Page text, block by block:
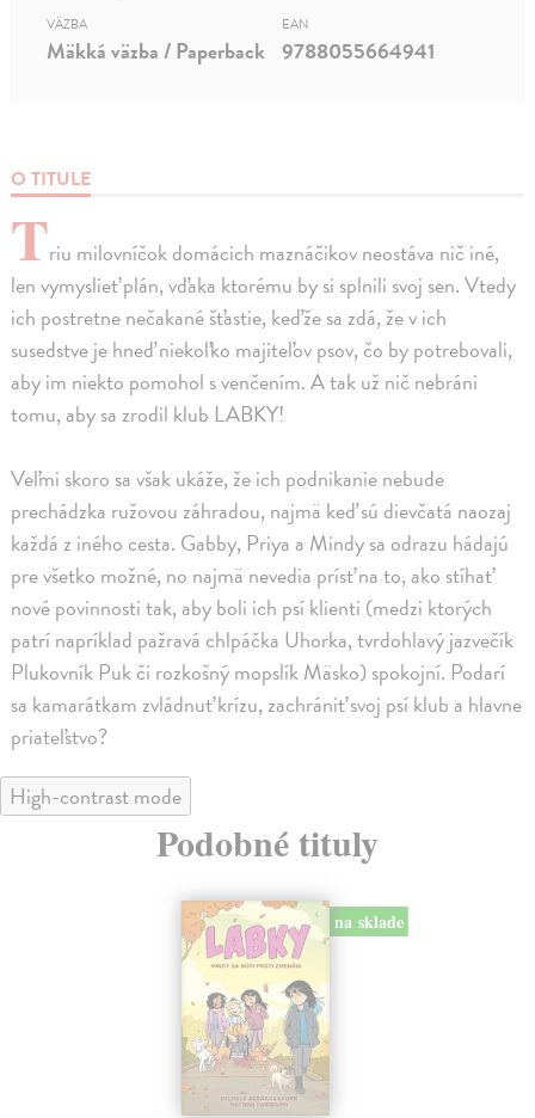
O TITULE
Triu milovníčok domácich maznáčikov neostáva nič iné,
len vymyslieť plán, vďaka ktorému by si splnili svoj sen. Vtedy
ich postretne nečakané šťastie, keďže sa zdá, že v ich
susedstve je hneď niekoľko majiteľov psov, čo by potrebovali,
aby im niekto pomohol s venčením. A tak už nič nebráni
tomu, aby sa zrodil klub LABKY!
Veľmi skoro sa však ukáže, že ich podnikanie nebude
prechádzka ružovou záhradou, najmä keď sú dievčatá naozaj
každá z iného cesta. Gabby, Priya a Mindy sa odrazu hádajú
pre všetko možné, no najmä nevedia prísť na to, ako stíhať
nové povinnosti tak, aby boli ich psí klienti (medzi ktorých
patrí napríklad pažravá chlpáčka Uhorka, tvrdohlavý jazvečík
Plukovník Puk či rozkošný mopslík Mäsko) spokojní. Podarí
sa kamarátkam zvládnuť krízu, zachrániť svoj psí klub a hlavne
priateľstvo?
VÄZBA
Mäkká väzba / Paperback
EAN
9788055664941
High-contrast mode
Podobné tituly
na sklade